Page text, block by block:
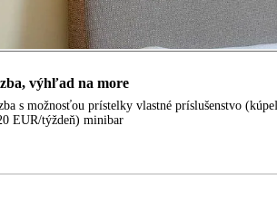
výhľad na more
s možnosťou prístelky vlastné príslušenstvo
EUR/týždeň) minibar